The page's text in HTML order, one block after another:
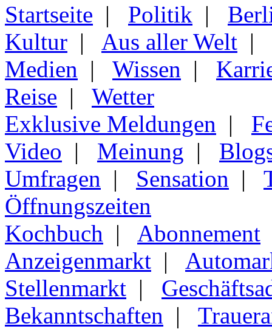
Startseite | Politik |
Kultur | Aus aller Welt |
Medien | Wissen |
Reise | Wetter
Exklusive Meldungen |
Video | Meinung |
Umfragen | Sensation |
Öffnungszeiten
Kochbuch | Abonnement
Anzeigenmarkt |
Stellenmarkt |
Bekanntschaften |